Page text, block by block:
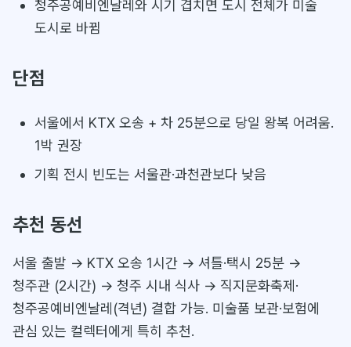
청주공예비엔날레와 시기 겹치면 도시 전체가 미술
도시로 바뀜
단점
서울에서 KTX 오송 + 차 25분으로 당일 왕복 어려움.
1박 권장
기획 전시 빈도는 서울관·과천관보다 낮음
추천 동선
서울 출발 → KTX 오송 1시간 → 셔틀·택시 25분 →
청주관 (2시간) → 청주 시내 식사 → 직지문화축제·
청주공예비엔날레(격년) 결합 가능. 미술품 보관·보험에
관심 있는 컬렉터에게 특히 추천.